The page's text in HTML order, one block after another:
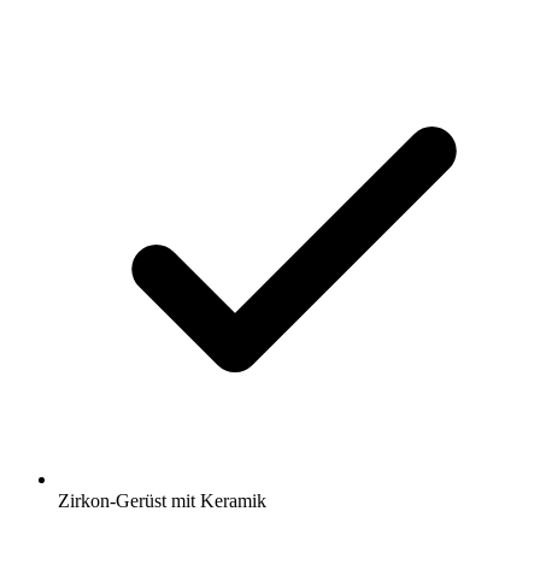
Zirkon-Gerüst mit Keramik